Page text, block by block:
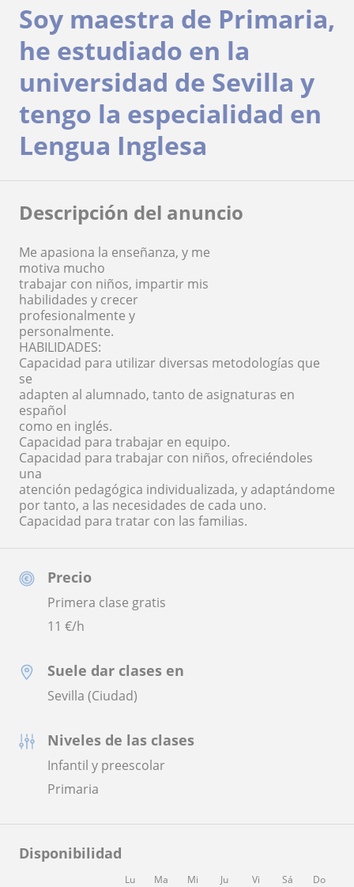
Precio
Primera clase gratis
11 €/h
Suele dar clases en
Sevilla (Ciudad)
Niveles de las clases
Infantil y preescolar
Primaria
Disponibilidad
Lu Ma Mi Ju Vi Sá Do
Soy maestra de Primaria,
he estudiado en la
universidad de Sevilla y
tengo la especialidad en
Lengua Inglesa
Descripción del anuncio
Me apasiona la enseñanza, y me
motiva mucho
trabajar con niños, impartir mis
habilidades y crecer
profesionalmente y
personalmente.
HABILIDADES:
Capacidad para utilizar diversas metodologías que
se
adapten al alumnado, tanto de asignaturas en
español
como en inglés.
Capacidad para trabajar en equipo.
Capacidad para trabajar con niños, ofreciéndoles
una
atención pedagógica individualizada, y adaptándome
por tanto, a las necesidades de cada uno.
Capacidad para tratar con las familias.